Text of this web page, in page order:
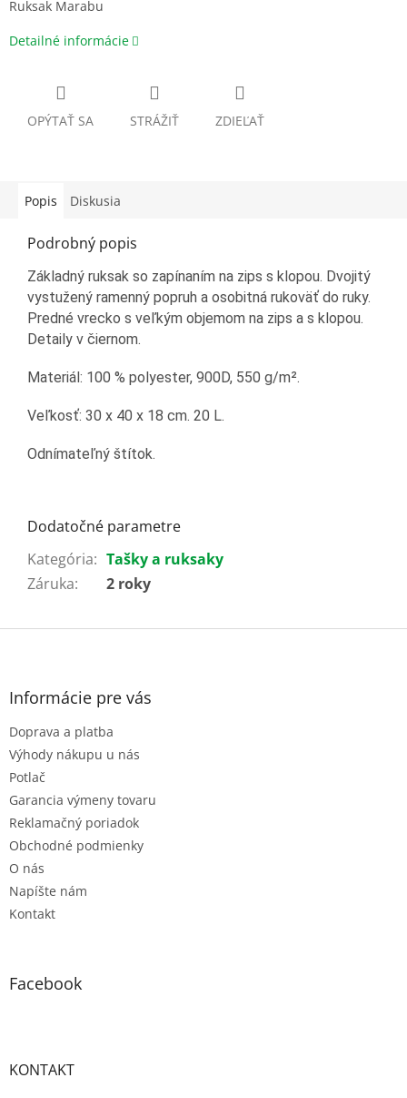
Ruksak Marabu
Detailné informácie
OPÝTAŤ SA STRÁŽIŤ ZDIEĽAŤ
Popis Diskusia
Podrobný popis
Základný ruksak so zapínaním na zips s klopou. Dvojitý
vystužený ramenný popruh a osobitná rukoväť do ruky.
Predné vrecko s veľkým objemom na zips a s klopou.
Detaily v čiernom.
Materiál: 100 % polyester, 900D, 550 g/m².
Veľkosť: 30 x 40 x 18 cm. 20 L.
Odnímateľný štítok.
Dodatočné parametre
Kategória: Tašky a ruksaky
Záruka: 2 roky
Z
Informácie pre vás
Doprava a platba
Výhody nákupu u nás
Potlač
Garancia výmeny tovaru
Reklamačný poriadok
Obchodné podmienky
O nás
Napíšte nám
Kontakt
Facebook
KONTAKT